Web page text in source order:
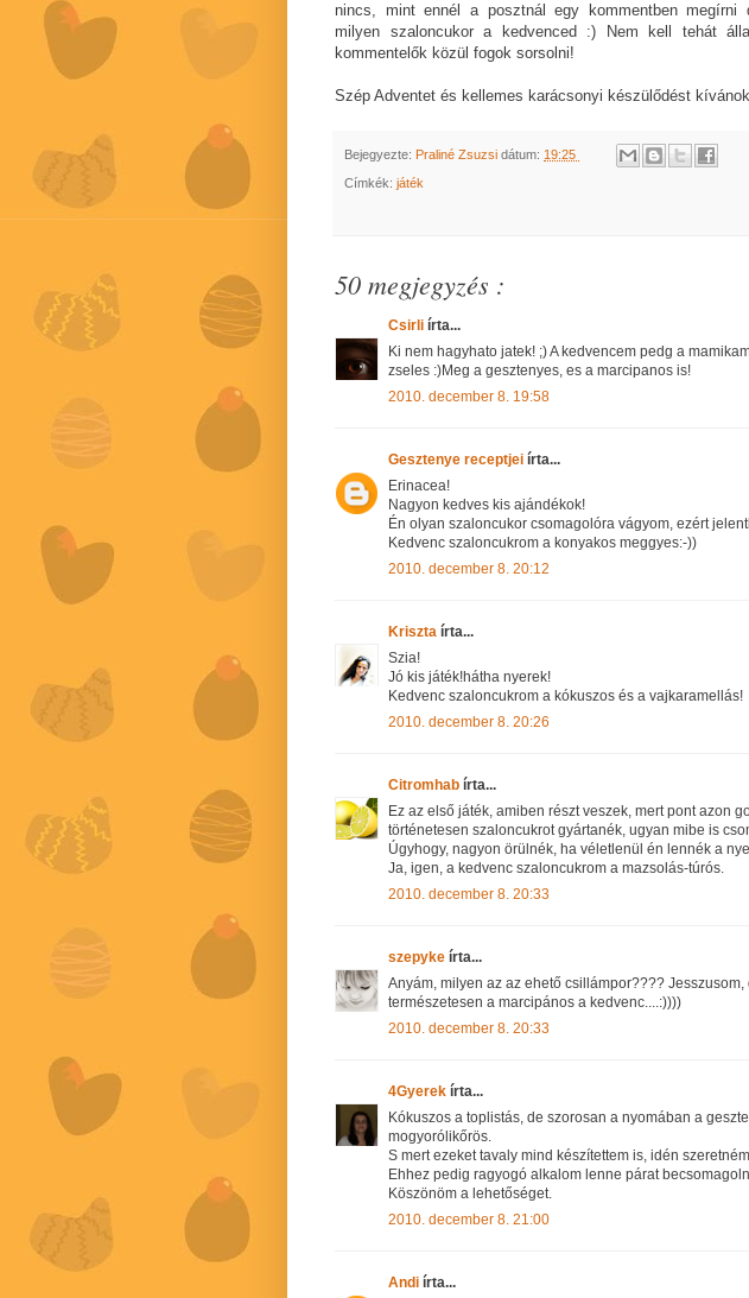
nincs, mint ennél a posztnál egy kommentben megírni
milyen szaloncukor a kedvenced :) Nem kell tehát
kommentelők közül fogok sorsolni!
Szép Adventet és kellemes karácsonyi készülődést
Bejegyezte: Praliné Zsuzsi dátum: 19:25
Címkék: játék
50 megjegyzés :
Csirli írta...
Ki nem hagyhato jatek! ;) A kedvencem pedg a
zseles :)Meg a gesztenyes, es a marcipanos is!
2010. december 8. 19:58
Gesztenye receptjei írta...
Erinacea!
Nagyon kedves kis ajándékok!
Én olyan szaloncukor csomagolóra vágyom, ezért
Kedvenc szaloncukrom a konyakos meggyes:-))
2010. december 8. 20:12
Kriszta írta...
Szia!
Jó kis játék!hátha nyerek!
Kedvenc szaloncukrom a kókuszos és a vajkaramellás!
2010. december 8. 20:26
Citromhab írta...
Ez az első játék, amiben részt veszek, mert pont azon
történetesen szaloncukrot gyártanék, ugyan mibe is
Úgyhogy, nagyon örülnék, ha véletlenül én lennék a
Ja, igen, a kedvenc szaloncukrom a mazsolás-túrós.
2010. december 8. 20:33
szepyke írta...
Anyám, milyen az az ehető csillámpor????
természetesen a marcipános a kedvenc....:))))
2010. december 8. 20:33
4Gyerek írta...
Kókuszos a toplistás, de szorosan a nyomában a
mogyorólikőrös.
S mert ezeket tavaly mind készítettem is, idén
Ehhez pedig ragyogó alkalom lenne párat
Köszönöm a lehetőséget.
2010. december 8. 21:00
Andi írta...